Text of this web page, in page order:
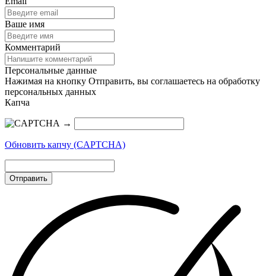
Ваше имя
Комментарий
Персональные данные
Нажимая на кнопку Отправить, вы соглашаетесь на обработку
персональных данных
Капча
→
Обновить капчу (CAPTCHA)
Отправить